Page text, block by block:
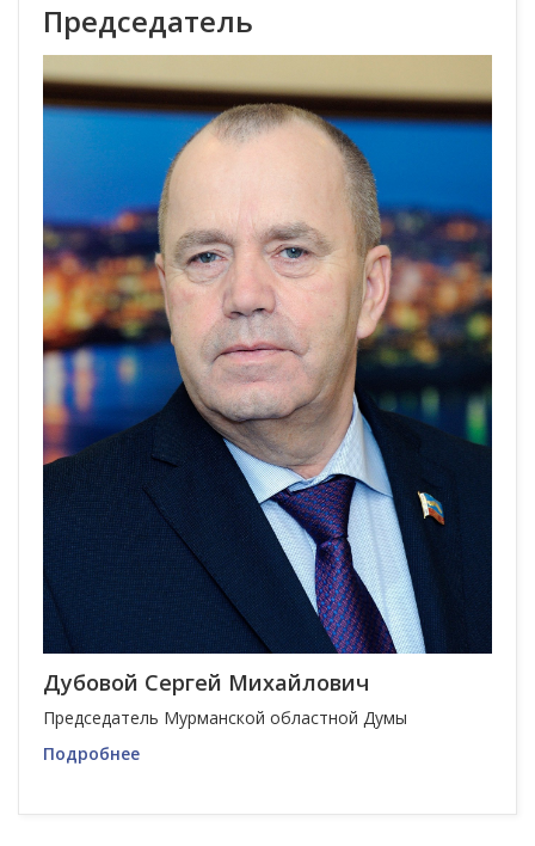
Председатель
Дубовой Сергей Михайлович
Председатель Мурманской областной Думы
Подробнее